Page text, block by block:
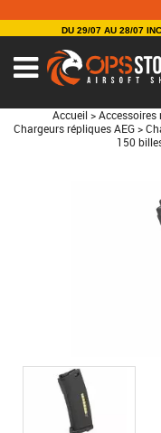
DU 29/07 AU 28/07
Accueil > Accessoires
Chargeurs répliques AEG >
150